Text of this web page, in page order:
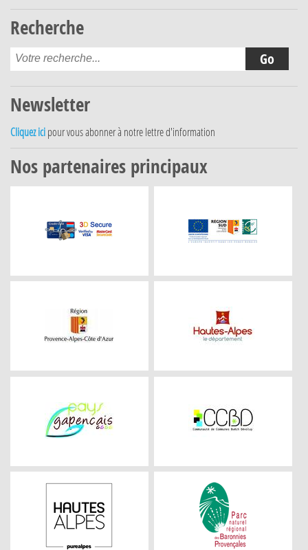
Recherche
Newsletter
Cliquez ici pour vous abonner à notre lettre d'information
Nos partenaires principaux